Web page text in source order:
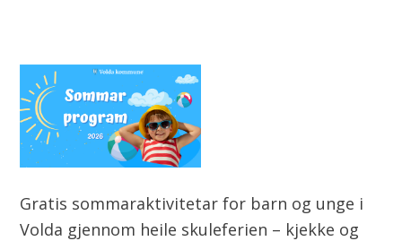
Gratis sommaraktivitetar for barn og unge i
Volda gjennom heile skuleferien – kjekke og